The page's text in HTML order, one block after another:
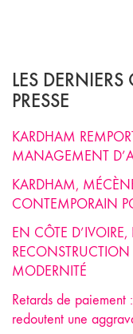
LES
PRESSE
KARDHAM
MANAGEMENT
KARDHAM,
CONTEMPORAIN
EN CÔTE
RECONSTRUCTION
MODERNITÉ
Retards de paiement
redoutent une